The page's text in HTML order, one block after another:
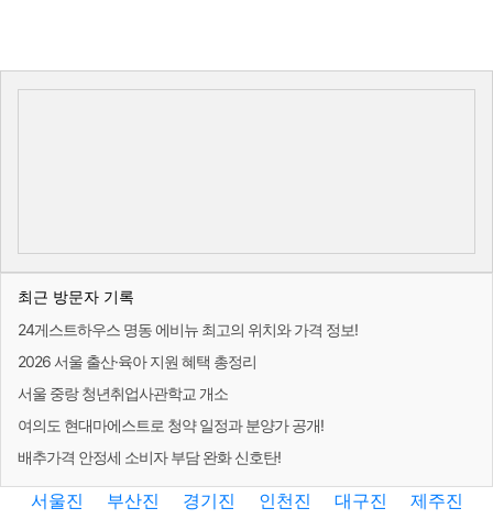
최근 방문자 기록
24게스트하우스 명동 에비뉴 최고의 위치와 가격 정보!
2026 서울 출산·육아 지원 혜택 총정리
서울 중랑 청년취업사관학교 개소
여의도 현대마에스트로 청약 일정과 분양가 공개!
배추가격 안정세 소비자 부담 완화 신호탄!
서울진 부산진 경기진 인천진 대구진
제주진